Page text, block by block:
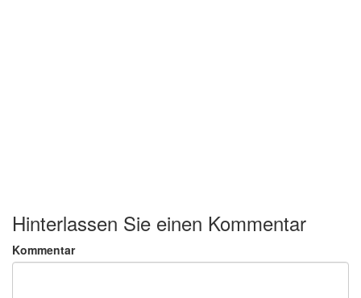
Hinterlassen Sie einen Kommentar
Kommentar